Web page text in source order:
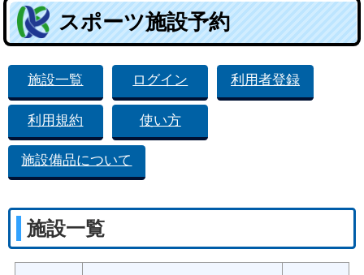
スポーツ施設予約
施設一覧 ログイン 利用者登録
利用規約 使い方
施設備品について
施設一覧